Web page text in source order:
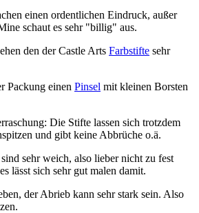
einen ordentlichen Eindruck, außer
schaut es sehr "billig" aus.
den der Castle Arts Farbstifte sehr
Packung einen Pinsel mit kleinen Borsten
Die Stifte lassen sich trotzdem
und gibt keine Abbrüche o.ä.
sehr weich, also lieber nicht zu fest
lässt sich sehr gut malen damit.
der Abrieb kann sehr stark sein. Also